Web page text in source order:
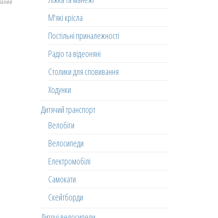
М'які крісла
Постільні приналежності
Радіо та відеоняні
Столики для сповивання
Ходунки
Дитячий транспорт
Велобіги
Велосипеди
Електромобілі
Самокати
Скейтборди